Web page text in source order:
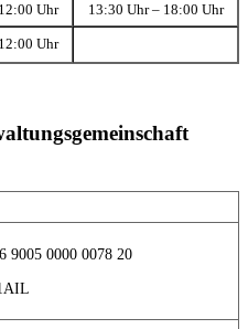
Uhr 13:30 Uhr – 18:00 Uhr
Uhr
9005 0000 0078 20